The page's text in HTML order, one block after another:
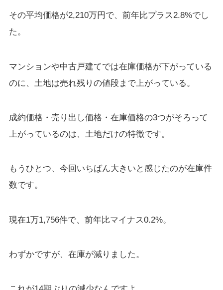
その平均価格が2,210万円で、前年比プラス2.8%でし
た。
マンションや中古戸建てでは在庫価格が下がっている
のに、土地は売れ残りの値段まで上がっている。
成約価格・売り出し価格・在庫価格の3つがそろって
上がっているのは、土地だけの特徴です。
もうひとつ、今回いちばん大きいと感じたのが在庫件
数です。
現在1万1,756件で、前年比マイナス0.2%。
わずかですが、在庫が減りました。